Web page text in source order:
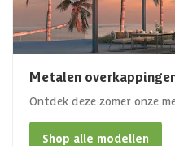
Metalen
Ontdek deze zomer onze
Shop alle modellen